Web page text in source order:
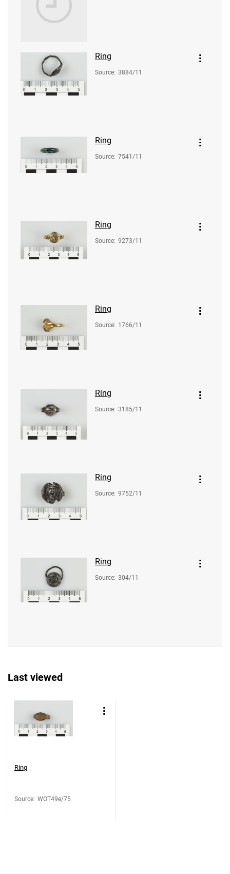
Ring
Source: 3884/11
Ring
Source: 7541/11
Ring
Source: 9273/11
Ring
Source: 1766/11
Ring
Source: 3185/11
Ring
Source: 9752/11
Ring
Source: 304/11
Last viewed
Ring
Source: WOT49e/75